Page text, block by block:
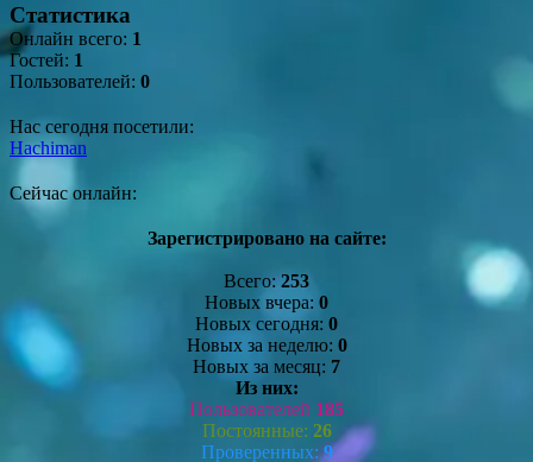
Статистика
Онлайн всего: 1
Гостей: 1
Пользователей: 0
Нас сегодня посетили:
Hachiman
Сейчас онлайн:
Зарегистрировано на сайте:
Всего: 253
Новых вчера: 0
Новых сегодня: 0
Новых за неделю: 0
Новых за месяц: 7
Из них:
Пользователей 185
Постоянные: 26
Проверенных:9